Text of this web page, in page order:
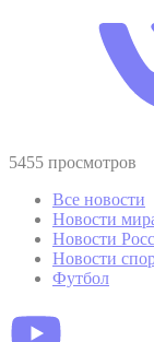
5455 просмотров
Все новости
Новости
Новости
Новости
Футбол